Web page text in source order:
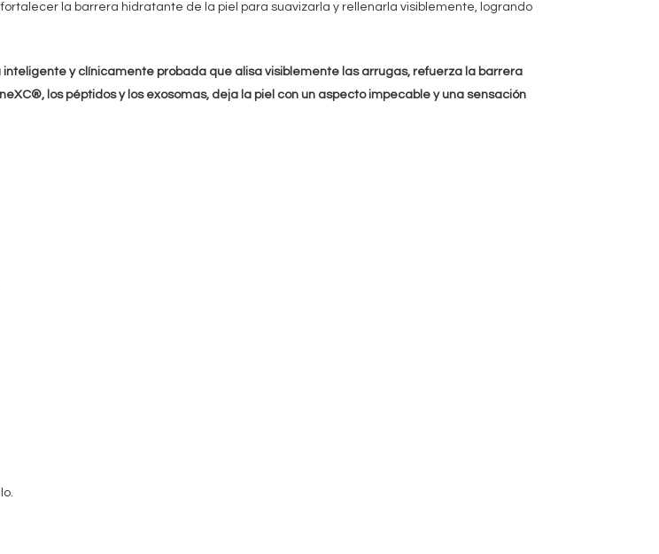
la barrera hidratante de la piel para suavizarla y rellenarla visiblemente, logrando
y clínicamente probada que alisa visiblemente las arrugas, refuerza la barrera
los péptidos y los exosomas, deja la piel con un aspecto impecable y una sensación